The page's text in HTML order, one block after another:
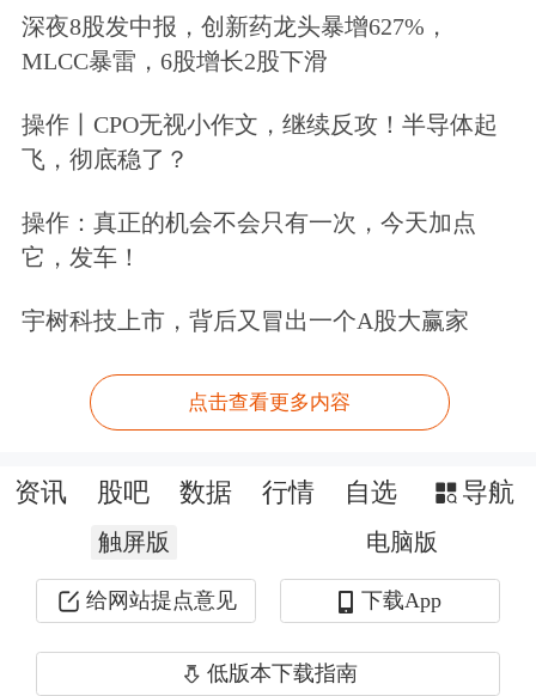
点火升空，以“一箭双星”方式成功将千
帆DTC01星和中国移动02星送入预定轨
道，发射任务取得圆满成功。
完成了一项重要的技术改进，火箭的一
号使用气动推杆代替火工品，靠高压气
体推动活塞，顶开二级箭体，轻松完成
分离。
朱雀二号改进型运载火箭副总师尚明友
表示：“首先是取消了火工品；第二是
地面可测，随时都可以加上气源，看一
下它的推力；第三是相对安全一些，这
深夜8股发中报，创新药龙头暴增627%，
MLCC暴雷，6股增长2股下滑
操作丨CPO无视小作文，继续反攻！半导体起
飞，彻底稳了？
操作：真正的机会不会只有一次，今天加点
它，发车！
宇树科技上市，背后又冒出一个A股大赢家
点击查看更多内容
资讯 股吧 数据 行情 自选 导航
触屏版 电脑版
给网站提点意见 下载App
低版本下载指南